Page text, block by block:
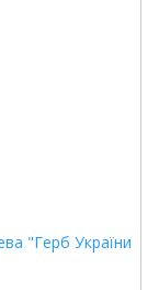
"Герб України